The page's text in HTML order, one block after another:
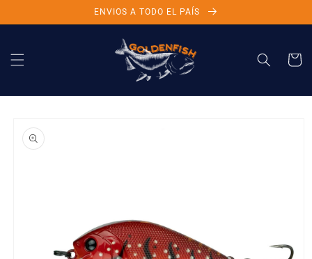
al contenido
ENVIOS A TODO EL PAÍS
Carrito
a la
información